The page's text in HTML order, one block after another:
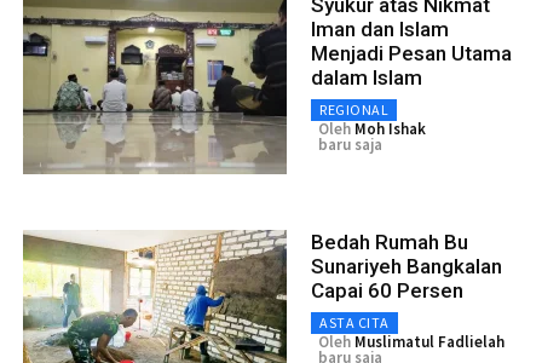
Syukur atas Nikmat
Iman dan Islam
Menjadi Pesan Utama
dalam Islam
REGIONAL
Oleh Moh Ishak
baru saja
Bedah Rumah Bu
Sunariyeh Bangkalan
Capai 60 Persen
ASTA CITA
Oleh Muslimatul Fadlielah
baru saja